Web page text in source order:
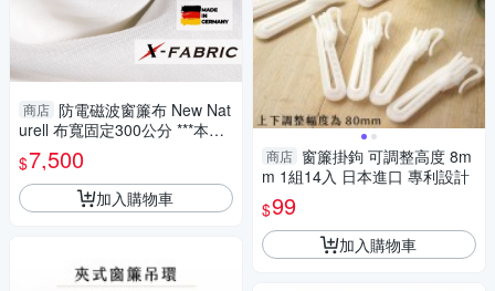
商店 防電磁波窗簾布 New Nat
urell 布寬固定300公分 ***本商
品僅為布料本身 不包含窗簾軌
道等施作***
$7,500
加入購物車
商店 窗簾掛鉤 可調整高度 8m
m 1組14入 日本進口 專利設計
$99
加入購物車